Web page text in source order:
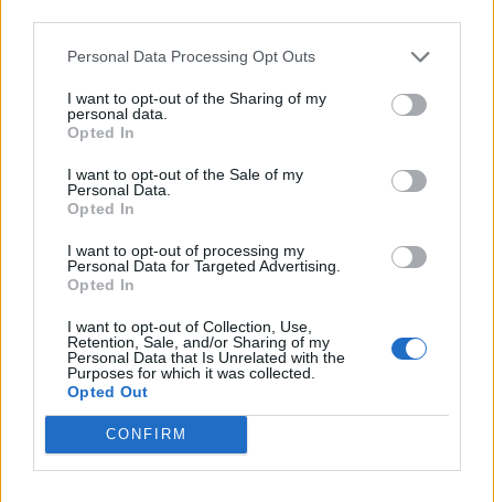
Personal Data Processing Opt Outs
I want to opt-out of the Sharing of my
personal data.
Opted In
I want to opt-out of the Sale of my
Personal Data.
Opted In
I want to opt-out of processing my
Personal Data for Targeted Advertising.
Opted In
I want to opt-out of Collection, Use,
Retention, Sale, and/or Sharing of my
Personal Data that Is Unrelated with the
Purposes for which it was collected.
Opted Out
CONFIRM
«Πλέον δεν οργίζομαι με τον
@karamanlis_k
αλλά με όλους τους χειροκροτητές του .
Απορώ !!!
Δεν έχουν οικογένειες ;
Δεν γνωρίζουν ότι μπορεί να ήταν στην θέση